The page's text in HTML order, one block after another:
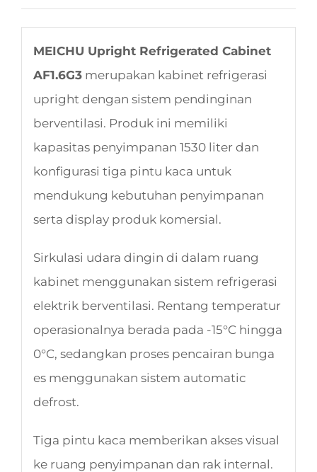
MEICHU Upright Refrigerated Cabinet
AF1.6G3merupakan kabinet refrigerasi
upright dengan sistem pendinginan
berventilasi. Produk ini memiliki
kapasitas penyimpanan 1530 liter dan
konfigurasi tiga pintu kaca untuk
mendukung kebutuhan penyimpanan
serta display produk komersial.
Sirkulasi udara dingin di dalam ruang
kabinet menggunakan sistem refrigerasi
elektrik berventilasi. Rentang temperatur
operasionalnya berada pada -15°C hingga
0°C, sedangkan proses pencairan bunga
es menggunakan sistem automatic
defrost.
Tiga pintu kaca memberikan akses visual
ke ruang penyimpanan dan rak internal.